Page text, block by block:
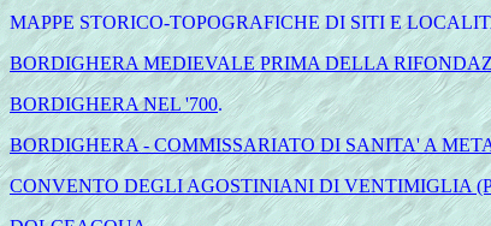
MAPPE STORICO-TOPOGRAFICHE DI SITI E
BORDIGHERA MEDIEVALE PRIMA DELLA
BORDIGHERA NEL '700.
BORDIGHERA - COMMISSARIATO DI SANITA' A
CONVENTO DEGLI AGOSTINIANI DI VENTIMIGLIA